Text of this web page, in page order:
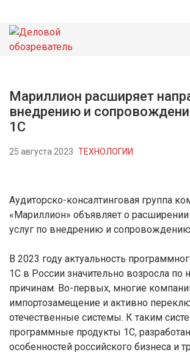
НОВОСТИ
Мариллион расширяет
внедрению и
1С
25 августа 2023 ТЕХНОЛОГИИ
Аудиторско-консалтинговая группа
«Мариллион» объявляет о
услуг по внедрению и
В 2023 году актуальность
1С в России значительно возросла по
причинам. Во-первых, многие
импортозамещение и активно
отечественные системы. К таким
программные продукты 1С,
особенностей российского бизнеса и